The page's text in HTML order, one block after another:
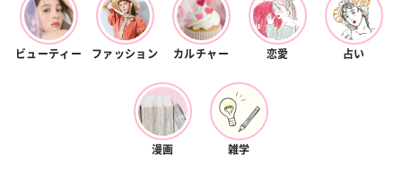
ビューティー ファッション カルチャー 恋愛 占い
漫画 雑学